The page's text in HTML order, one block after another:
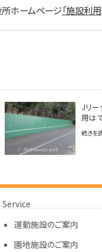
ホームページ「施設利
Jリー
用は
続きを
Service
運動施設のご案内
園地施設のご案内